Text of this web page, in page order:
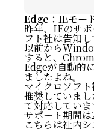
Edge：IEモー
昨年、IEのサ
フト社は告知し
以前から
すると、
Edgeが自動的
ましたよね。
マイクロソフ
推奨していま
て対応していま
サポート期間は
こちらは社内